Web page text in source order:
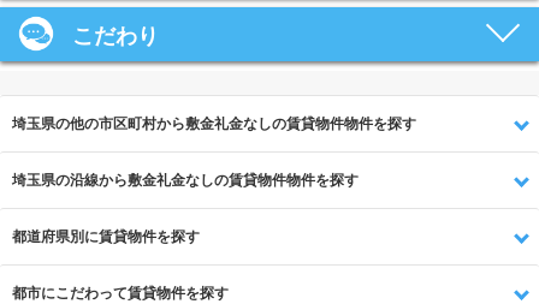
こだわり
埼玉県の他の市区町村から敷金礼金なしの賃貸物件物件を探す
埼玉県の沿線から敷金礼金なしの賃貸物件物件を探す
都道府県別に賃貸物件を探す
都市にこだわって賃貸物件を探す